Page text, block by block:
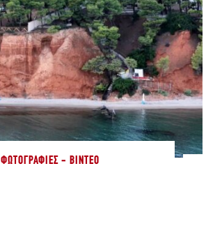
ΦΩΤΟΓΡΑΦΊΕΣ - ΒΊΝΤΕΟ